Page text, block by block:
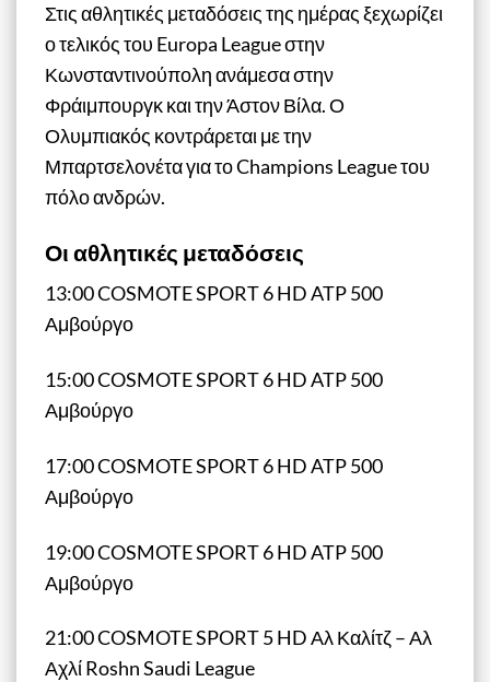
Στις αθλητικές μεταδόσεις της ημέρας ξεχωρίζει
ο τελικός του Europa League στην
Κωνσταντινούπολη ανάμεσα στην
Φράιμπουργκ και την Άστον Βίλα. Ο
Ολυμπιακός κοντράρεται με την
Μπαρτσελονέτα για το Champions League του
πόλο ανδρών.
Οι αθλητικές μεταδόσεις
13:00 COSMOTE SPORT 6 HD ATP 500
Αμβούργο
15:00 COSMOTE SPORT 6 HD ATP 500
Αμβούργο
17:00 COSMOTE SPORT 6 HD ATP 500
Αμβούργο
19:00 COSMOTE SPORT 6 HD ATP 500
Αμβούργο
21:00 COSMOTE SPORT 5 HD Αλ Καλίτζ – Αλ
Αχλί Roshn Saudi League